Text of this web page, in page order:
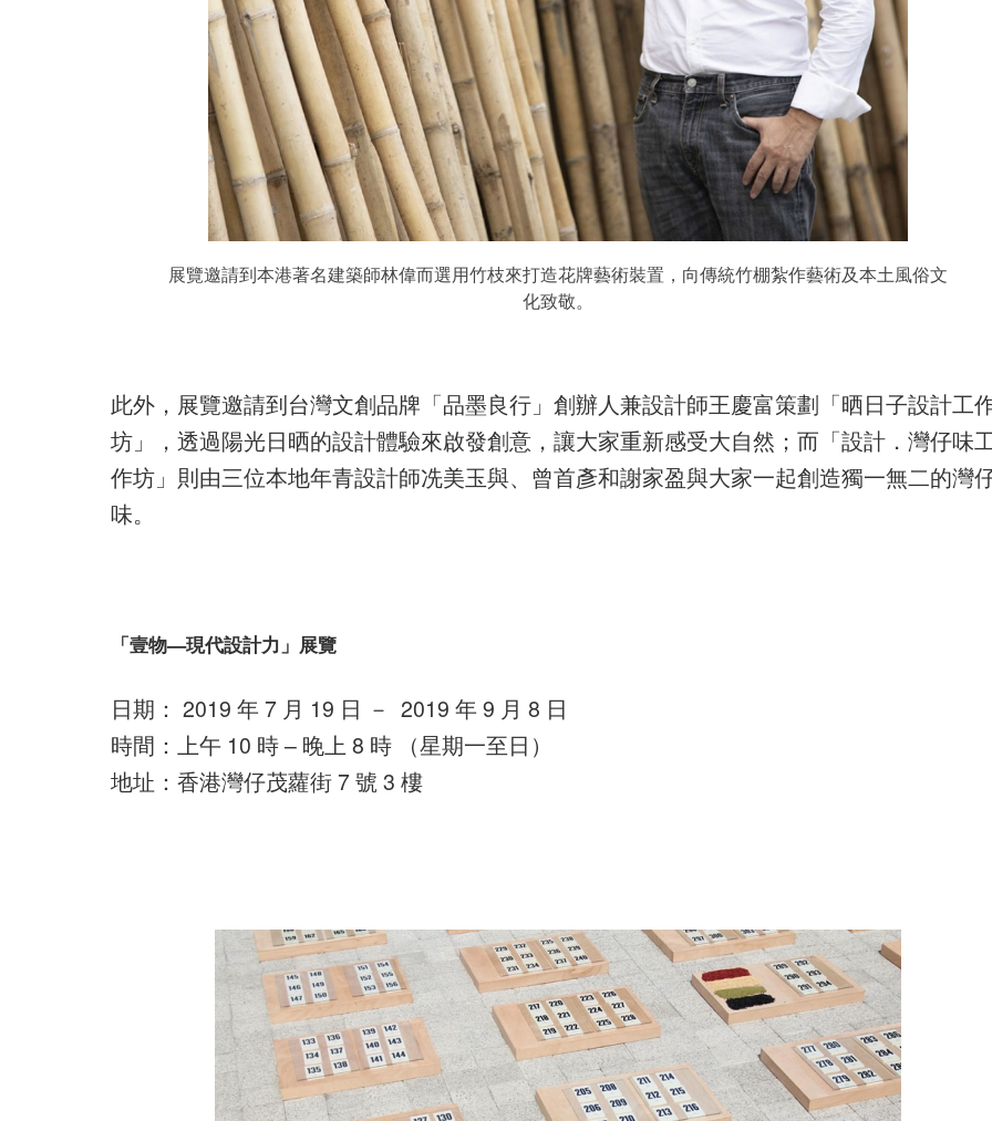
展覽邀請到本港著名建築師林偉而選用竹枝來打造花牌藝術裝置，向傳統竹棚紮作藝術及本土風俗文
化致敬。
此外，展覽邀請到台灣文創品牌「品墨良行」創辦人兼設計師王慶富策劃「晒日子設計工
坊」，透過陽光日晒的設計體驗來啟發創意，讓大家重新感受大自然；而「設計．灣仔味
作坊」則由三位本地年青設計師冼美玉與、曾首彥和謝家盈與大家一起創造獨一無二的灣
味。
「壹物—現代設計力」展覽
日期： 2019 年 7 月 19 日 － 2019 年 9 月 8 日
時間：上午 10 時 – 晚上 8 時 （星期一至日）
地址：香港灣仔茂蘿街 7 號 3 樓